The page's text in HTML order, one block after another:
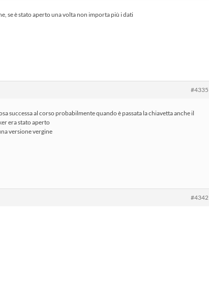
se è stato aperto una volta non importa più i dati
#4335
successa al corso probabilmente quando è passata la chiavetta anche il
era stato aperto
versione vergine
#4342